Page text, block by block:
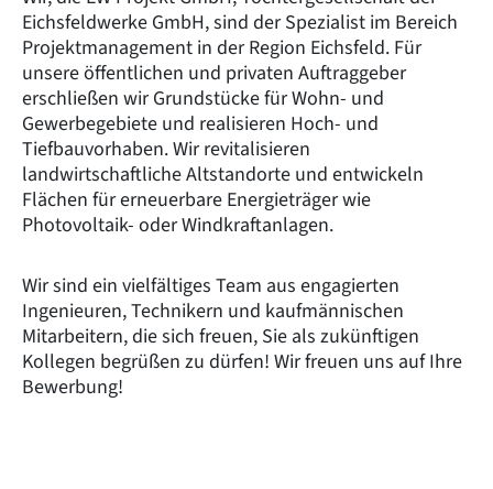
Eichsfeldwerke GmbH, sind der Spezialist im Bereich
Projektmanagement in der Region Eichsfeld. Für
unsere öffentlichen und privaten Auftraggeber
erschließen wir Grundstücke für Wohn- und
Gewerbegebiete und realisieren Hoch- und
Tiefbauvorhaben. Wir revitalisieren
landwirtschaftliche Altstandorte und entwickeln
Flächen für erneuerbare Energieträger wie
Photovoltaik- oder Windkraftanlagen.
Wir sind ein vielfältiges Team aus engagierten
Ingenieuren, Technikern und kaufmännischen
Mitarbeitern, die sich freuen, Sie als zukünftigen
Kollegen begrüßen zu dürfen! Wir freuen uns auf Ihre
Bewerbung!